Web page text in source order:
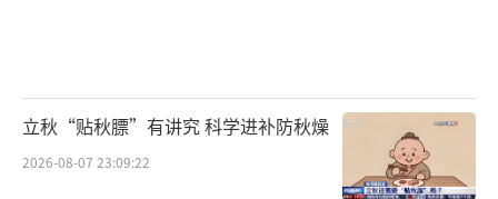
立秋“贴秋膘”有讲究 科学进补防秋燥
2026-08-07 23:09:22